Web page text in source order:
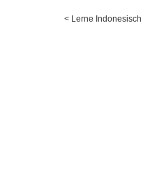
< Lerne Indonesisch